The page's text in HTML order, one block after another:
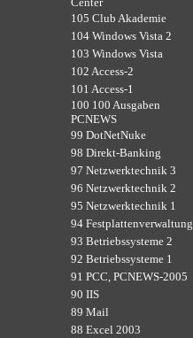
105 Club Akademie
104 Windows Vista 2
103 Windows Vista
102 Access-2
101 Access-1
100 100 Ausgaben
PCNEWS
99 DotNetNuke
98 Direkt-Banking
97 Netzwerktechnik 3
96 Netzwerktechnik 2
95 Netzwerktechnik 1
94 Festplattenverwaltung
93 Betriebssysteme 2
92 Betriebssysteme 1
91 PCC, PCNEWS-2005
90 IIS
89 Mail
88 Excel 2003